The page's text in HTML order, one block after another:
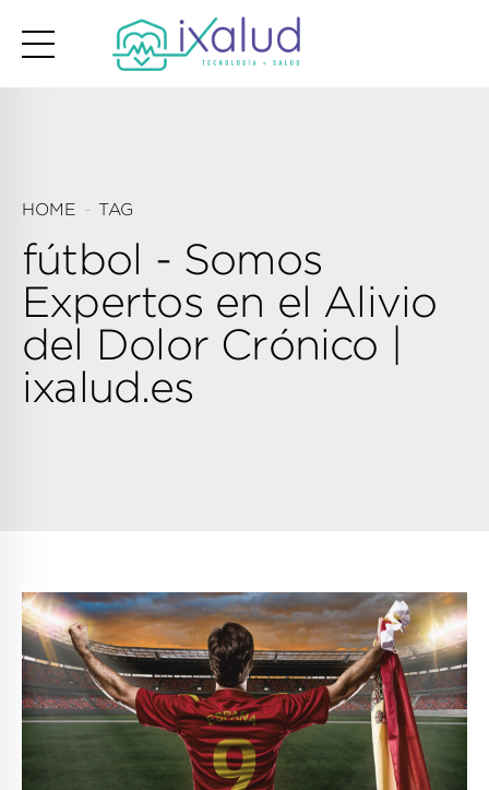
HOME TAG
fútbol - Somos
Expertos en el Alivio
del Dolor Crónico |
ixalud.es